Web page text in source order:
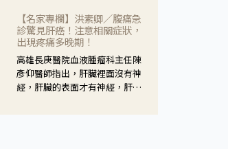
禁」的症狀，長期下來不敢與朋
友往來，低潮陰霾造成憂鬱症。
【名家專欄】洪素卿／腹痛急
診驚見肝癌！注意相關症狀，
出現疼痛多晚期！
高雄長庚醫院血液腫瘤科主任陳
彥仰醫師指出，肝臟裡面沒有神
經，肝臟的表面才有神經，肝臟